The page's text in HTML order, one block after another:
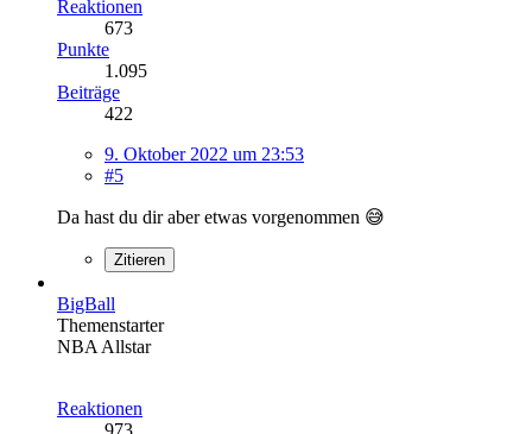
Reaktionen
673
Punkte
1.095
Beiträge
422
9. Oktober 2022 um 23:53
#5
Da hast du dir aber etwas vorgenommen 😅
Zitieren
BigBall
Themenstarter
NBA Allstar
Reaktionen
973